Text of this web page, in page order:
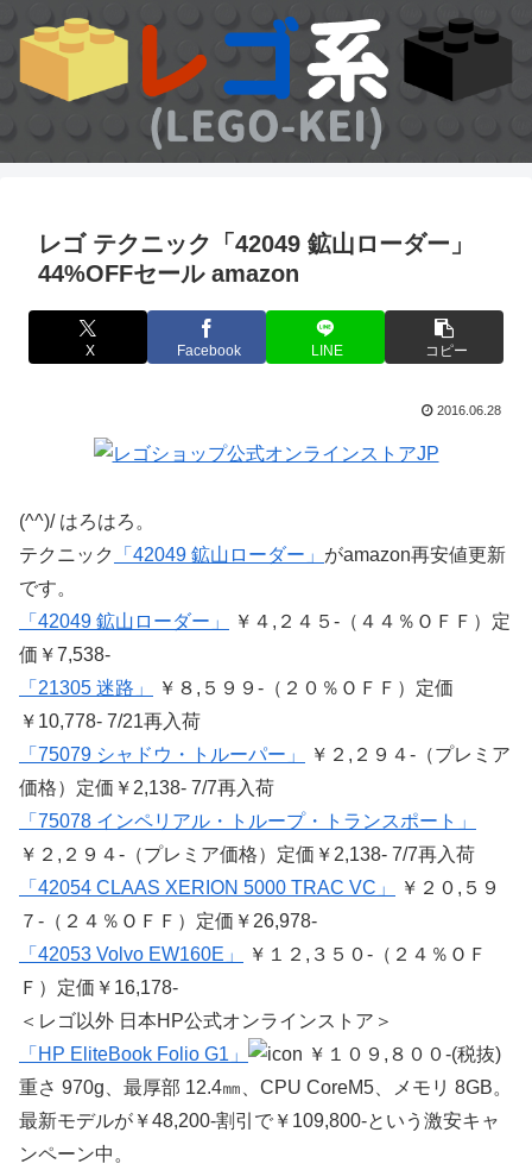
レゴ テクニック「42049 鉱山ローダー」
44%OFFセール amazon
X Facebook LINE コピー
2016.06.28
(^^)/ はろはろ。
テクニック
「42049 鉱山ローダー」 がamazon再安値更新
です。
「42049 鉱山ローダー」
￥４,２４５-（４４％ＯＦＦ）定
価￥7,538-
「21305 迷路」
￥８,５９９-（２０％ＯＦＦ）定価
￥10,778- 7/21再入荷
「75079 シャドウ・トルーパー」
￥２,２９４-（プレミア
価格）定価￥2,138- 7/7再入荷
「75078 インペリアル・トループ・トランスポート」
￥２,２９４-（プレミア価格）定価￥2,138- 7/7再入荷
「42054 CLAAS XERION 5000 TRAC VC」
￥２０,５９
７-（２４％ＯＦＦ）定価￥26,978-
「42053 Volvo EW160E」
￥１２,３５０-（２４％ＯＦ
Ｆ）定価￥16,178-
＜レゴ以外 日本HP公式オンラインストア＞
「HP EliteBook Folio G1」
￥１０９,８００-(税抜)
重さ 970g、最厚部 12.4㎜、CPU CoreM5、メモリ 8GB。
最新モデルが￥48,200-割引で￥109,800-という激安キャ
ンペーン中。